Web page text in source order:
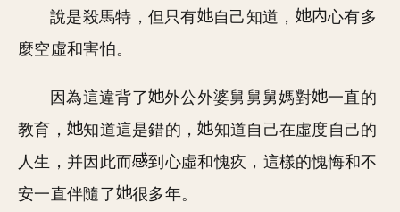
說是殺馬特，但只有 自己知道，
心有多
麼空虛和害怕。
因為這違背了 外公外婆舅舅舅媽對
一直的
教育，
知道這是錯的，
知道自己在虛度自己的
人生，并因此而
到心虛和愧疚，這樣的愧悔和不
安一直伴隨了
很多年。